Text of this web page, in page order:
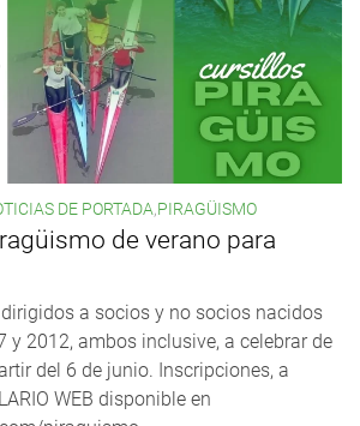
DE PORTADA,PIRAGÜISMO
de verano para
a socios y no socios nacidos
y 2012, ambos inclusive, a celebrar de
del 6 de junio. Inscripciones, a
WEB disponible en